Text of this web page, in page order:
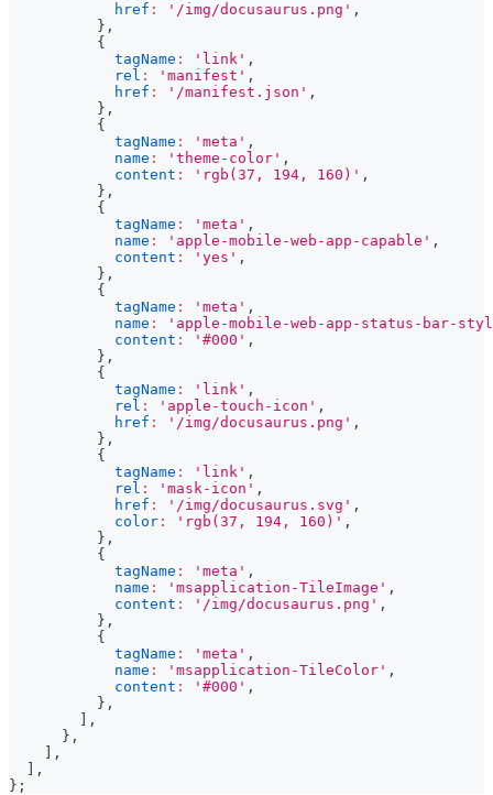
href : '/img/docusaurus.png' ,
} ,
{
tagName : 'link' ,
rel : 'manifest' ,
href : '/manifest.json' ,
} ,
{
tagName : 'meta' ,
name : 'theme-color' ,
content : 'rgb(37, 194, 160)' ,
} ,
{
tagName : 'meta' ,
name : 'apple-mobile-web-app-capable' ,
content : 'yes' ,
} ,
{
tagName : 'meta' ,
name :
'apple-mobile-web-app-status-bar-
content : '#000' ,
} ,
{
tagName : 'link' ,
rel : 'apple-touch-icon' ,
href : '/img/docusaurus.png' ,
} ,
{
tagName : 'link' ,
rel : 'mask-icon' ,
href : '/img/docusaurus.svg' ,
color : 'rgb(37, 194, 160)' ,
} ,
{
tagName : 'meta' ,
name : 'msapplication-TileImage' ,
content : '/img/docusaurus.png' ,
} ,
{
tagName : 'meta' ,
name : 'msapplication-TileColor' ,
content : '#000' ,
} ,
] ,
} ,
] ,
] ,
} ;